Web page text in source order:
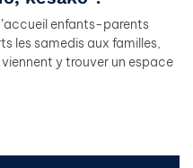
enfants-parents
les samedis aux familles,
y trouver un espace